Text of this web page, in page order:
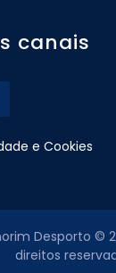
canais
e Cookies
Desporto ©
direitos